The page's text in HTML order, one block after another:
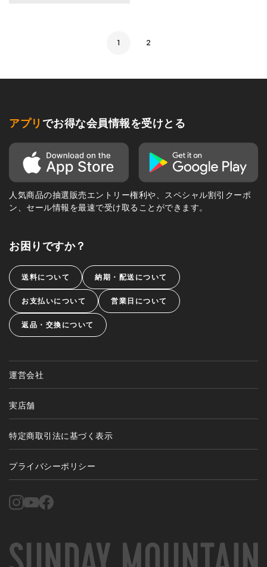
1 2
アプリ でお得な会員情報を受けとる
人気商品の抽選販売エントリー権利や、スペシャル割引クーポ
ン、セール情報を最速で受け取ることができます。
お困りですか？
送料について 納期・配送について
お支払いについて 営業日について
返品・交換について
運営会社
実店舗
特定商取引法に基づく表示
プライバシーポリシー